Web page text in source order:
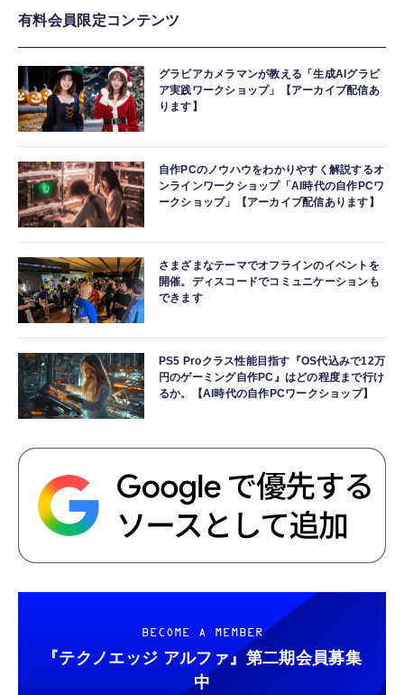
有料会員限定コンテンツ
グラビアカメラマンが教える「生成AIグラビ
ア実践ワークショップ」【アーカイブ配信あ
ります】
自作PCのノウハウをわかりやすく解説するオ
ンラインワークショップ「AI時代の自作PCワ
ークショップ」【アーカイブ配信あります】
さまざまなテーマでオフラインのイベントを
開催。ディスコードでコミュニケーションも
できます
PS5 Proクラス性能目指す『OS代込みで12万
円のゲーミング自作PC』はどの程度まで行け
るか。【AI時代の自作PCワークショップ】
BECOME A MEMBER
『テクノエッジ アルファ』 第二期会員募集
中